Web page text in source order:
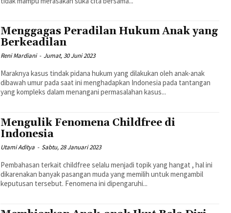
Menggagas Peradilan Hukum Anak yang
Berkeadilan
Reni Mardiani - Jumat, 30 Juni 2023
Maraknya kasus tindak pidana hukum yang dilakukan oleh anak-anak
dibawah umur pada saat ini menghadapkan Indonesia pada tantangan
yang kompleks dalam menangani permasalahan kasus...
Mengulik Fenomena Childfree di
Indonesia
Utami Aditya - Sabtu, 28 Januari 2023
Pembahasan terkait childfree selalu menjadi topik yang hangat , hal ini
dikarenakan banyak pasangan muda yang memilih untuk mengambil
keputusan tersebut. Fenomena ini dipengaruhi...